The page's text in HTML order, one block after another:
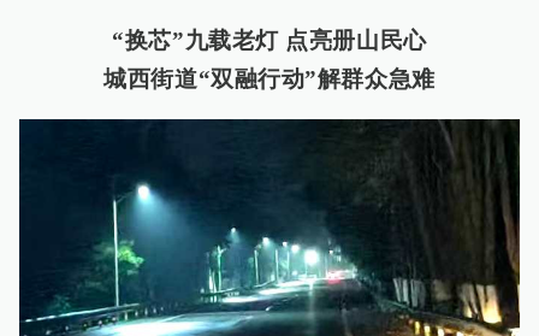
“换芯”九载老灯 点亮册山民心
城西街道“双融行动”解群众急难